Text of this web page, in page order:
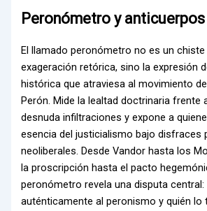
Peronómetro y anticuerpos
El llamado peronómetro no es un
exageración retórica, sino la expresión
histórica que atraviesa al movimiento
Perón. Mide la lealtad doctrinaria frente
desnuda infiltraciones y expone a
esencia del justicialismo bajo disfraces
neoliberales. Desde Vandor hasta los
la proscripción hasta el pacto
peronómetro revela una disputa
auténticamente al peronismo y quién lo